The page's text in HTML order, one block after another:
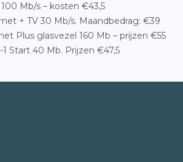
Mb/s – kosten €43,5
+ TV 30 Mb/s. Maandbedrag: €39
Plus glasvezel 160 Mb – prijzen €55
Start 40 Mb. Prijzen €47,5